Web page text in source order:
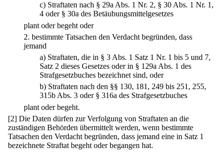
c) Straftaten nach § 29a Abs. 1 Nr. 2, § 30 Abs. 1 Nr. 1,
4 oder § 30a des Betäubungsmittelgesetzes
plant oder begeht oder
2. bestimmte Tatsachen den Verdacht begründen, dass
jemand
a) Straftaten, die in § 3 Abs. 1 Satz 1 Nr. 1 bis 5 und 7,
Satz 2 dieses Gesetzes oder in § 129a Abs. 1 des
Strafgesetzbuches bezeichnet sind, oder
b) Straftaten nach den §§ 130, 181, 249 bis 251, 255,
315b Abs. 3 oder § 316a des Strafgesetzbuches
plant oder begeht.
[2] Die Daten dürfen zur Verfolgung von Straftaten an die
zuständigen Behörden übermittelt werden, wenn bestimmte
Tatsachen den Verdacht begründen, dass jemand eine in Satz 1
bezeichnete Straftat begeht oder begangen hat.